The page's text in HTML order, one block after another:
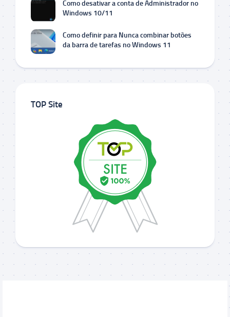
Como desativar a conta de Administrador no
Windows 10/11
Como definir para Nunca combinar botões
da barra de tarefas no Windows 11
TOP Site